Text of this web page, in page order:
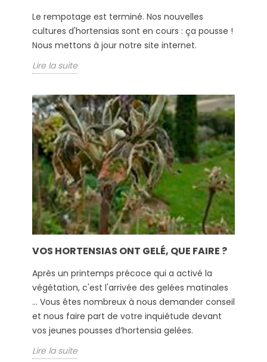
Le rempotage est terminé. Nos nouvelles
cultures d'hortensias sont en cours : ça pousse !
Nous mettons à jour notre site internet.
Lire la suite
VOS HORTENSIAS ONT GELÉ, QUE FAIRE ?
Après un printemps précoce qui a activé la
végétation, c'est l'arrivée des gelées matinales
... Vous êtes nombreux à nous demander conseil
et nous faire part de votre inquiétude devant
vos jeunes pousses d’hortensia gelées.
Lire la suite